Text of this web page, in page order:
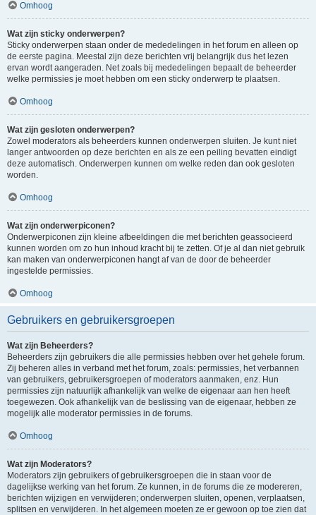
Omhoog
Wat zijn sticky onderwerpen?
Sticky onderwerpen staan onder de mededelingen in het forum en alleen op
de eerste pagina. Meestal zijn deze berichten vrij belangrijk dus het lezen
ervan wordt aangeraden. Net zoals bij mededelingen bepaalt de beheerder
welke permissies je moet hebben om een sticky onderwerp te plaatsen.
Omhoog
Wat zijn gesloten onderwerpen?
Zowel moderators als beheerders kunnen onderwerpen sluiten. Je kunt niet
langer antwoorden op deze berichten en als ze een peiling bevatten eindigt
deze automatisch. Onderwerpen kunnen om welke reden dan ook gesloten
worden.
Omhoog
Wat zijn onderwerpiconen?
Onderwerpiconen zijn kleine afbeeldingen die met berichten geassocieerd
kunnen worden om zo hun inhoud kracht bij te zetten. Of je al dan niet gebruik
kan maken van onderwerpiconen hangt af van de door de beheerder
ingestelde permissies.
Omhoog
Gebruikers en gebruikersgroepen
Wat zijn Beheerders?
Beheerders zijn gebruikers die alle permissies hebben over het gehele forum.
Zij beheren alles in verband met het forum, zoals: permissies, het verbannen
van gebruikers, gebruikersgroepen of moderators aanmaken, enz. Hun
permissies zijn natuurlijk afhankelijk van welke de eigenaar aan hen heeft
toegewezen. Ook afhankelijk van de beslissing van de eigenaar, hebben ze
mogelijk alle moderator permissies in de forums.
Omhoog
Wat zijn Moderators?
Moderators zijn gebruikers of gebruikersgroepen die in staan voor de
dagelijkse werking van het forum. Ze kunnen, in de forums die ze modereren,
berichten wijzigen en verwijderen; onderwerpen sluiten, openen, verplaatsen,
splitsen en verwijderen. In het algemeen moeten ze er gewoon op toe zien dat